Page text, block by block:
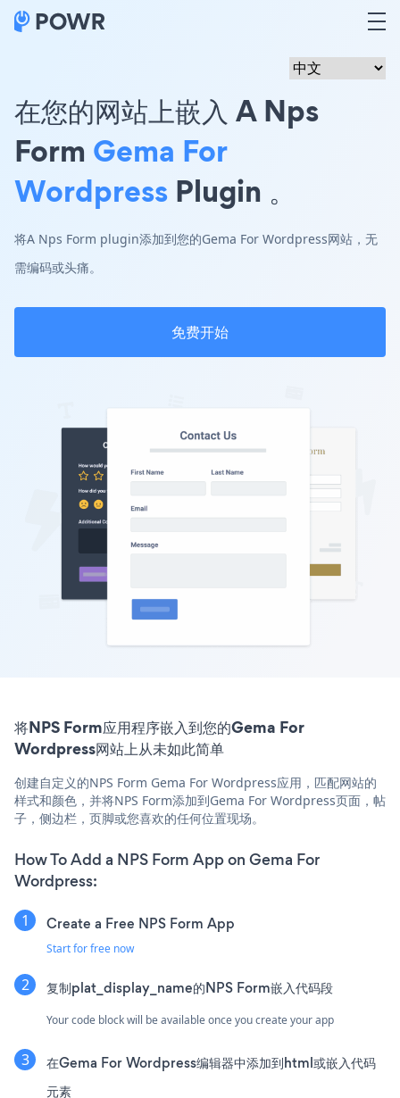
在您的网站上嵌入 A Nps
Form Gema For
Wordpress Plugin 。
将A Nps Form plugin添加到您的Gema For Wordpress网站，无
需编码或头痛。
免费开始
将NPS Form应用程序嵌入到您的Gema For
Wordpress网站上从未如此简单
创建自定义的NPS Form Gema For Wordpress应用，匹配网站的
样式和颜色，并将NPS Form添加到Gema For Wordpress页面，帖
子，侧边栏，页脚或您喜欢的任何位置现场。
How To Add a NPS Form App on Gema For
Wordpress:
Create a Free NPS Form App
Start for free now
复制plat_display_name的NPS Form嵌入代码段
Your code block will be available once you create your app
在Gema For Wordpress编辑器中添加到html或嵌入代码
元素